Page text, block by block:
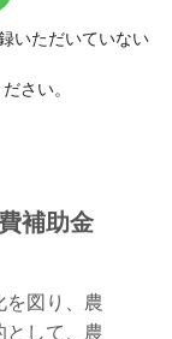
いただいていない
さい。
補助金
を図り、農
として、農